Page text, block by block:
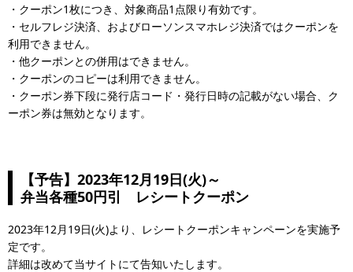
・クーポン1枚につき、対象商品1点限り有効です。
・セルフレジ決済、およびローソンスマホレジ決済ではクーポンを
利用できません。
・他クーポンとの併用はできません。
・クーポンのコピーは利用できません。
・クーポン券下段に発行店コード・発行日時の記載がない場合、ク
ーポン券は無効となります。
【予告】2023年12月19日(火)～
弁当各種50円引 レシートクーポン
2023年12月19日(火)より、レシートクーポンキャンペーンを実施予
定です。
詳細は改めて当サイトにて告知いたします。